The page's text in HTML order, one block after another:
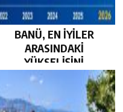
BANÜ, EN İYİLER
ARASINDAKİ
YÜKSELİŞİNİ
SÜRDÜRDÜ…